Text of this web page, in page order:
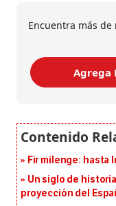
Encuentra más
Agrega
Fir milenge: hasta
Un siglo de
proyección del